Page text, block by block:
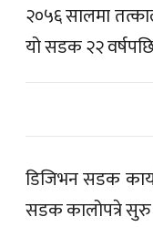
२०५६ सालमा
यो सडक २२
डिजिभन सडक
सडक कालोपत्रे सुरु